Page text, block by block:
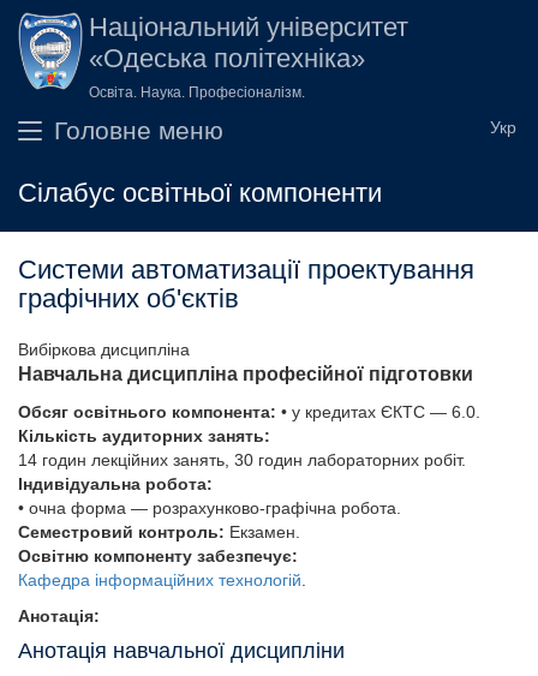
Перейти до основного вмісту
Національний університет
«Одеська політехніка»
Освіта. Наука. Професіоналізм.
Головне меню
Сілабус освітньої компоненти
Системи автоматизації проектування
графічних об'єктів
Вибіркова дисципліна
Навчальна дисципліна професійної підготовки
Обсяг освітнього компонента: • у кредитах ЄКТС — 6.0.
Кількість аудиторних занять:
14 годин лекційних занять, 30 годин лабораторних робіт.
Індивідуальна робота:
• очна форма — розрахунково-графічна робота.
Семестровий контроль: Екзамен.
Освітню компоненту забезпечує:
Кафедра інформаційних технологій
Анотація:
Анотація навчальної дисципліни